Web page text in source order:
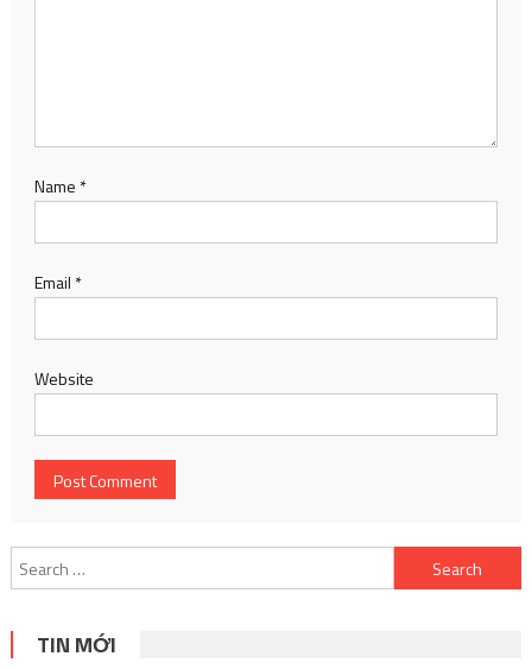
Name *
Email *
Website
Search
for:
TIN MỚI